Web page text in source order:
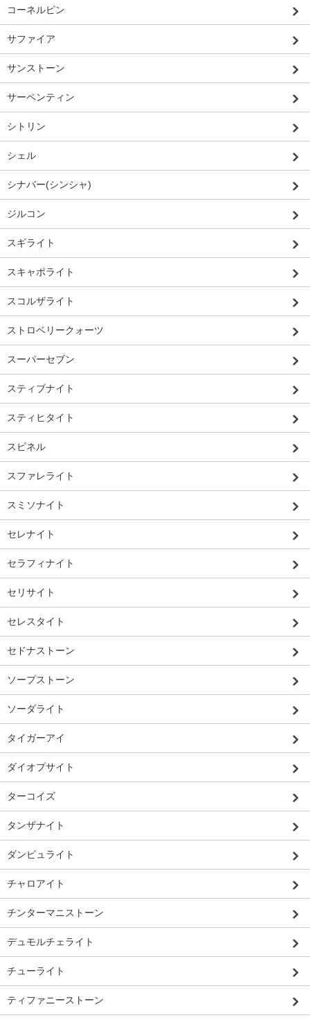
コーネルピン
サファイア
サンストーン
サーペンティン
シトリン
シェル
シナバー(シンシャ)
ジルコン
スギライト
スキャポライト
スコルザライト
ストロベリークォーツ
スーパーセブン
スティブナイト
スティヒタイト
スピネル
スファレライト
スミソナイト
セレナイト
セラフィナイト
セリサイト
セレスタイト
セドナストーン
ソープストーン
ソーダライト
タイガーアイ
ダイオプサイト
ターコイズ
タンザナイト
ダンビュライト
チャロアイト
チンターマニストーン
デュモルチェライト
チューライト
ティファニーストーン